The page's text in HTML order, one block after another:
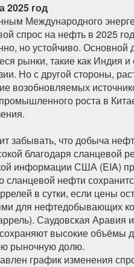
2025 год
Международного
спрос на нефть в 2025
но устойчиво. Основной
рынки, такие как Индия
Но с другой стороны,
возобновляемых
роста в
забывать, что добыча
благодаря сланцевой
информации США (EIA)
сланцевой нефти
в сутки, если цены
для нефтедобывающих
Саудовская Аравия
высокие объёмы
рыночную долю.
график изменения